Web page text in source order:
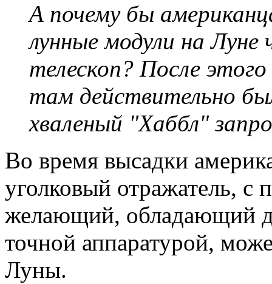
А почему бы
лунные модули на Луне
телескоп? После
там действительно
хваленый "Хаббл"
Во время высадки
уголковый отражатель,
желающий, обладающий
точной аппаратурой,
Луны.